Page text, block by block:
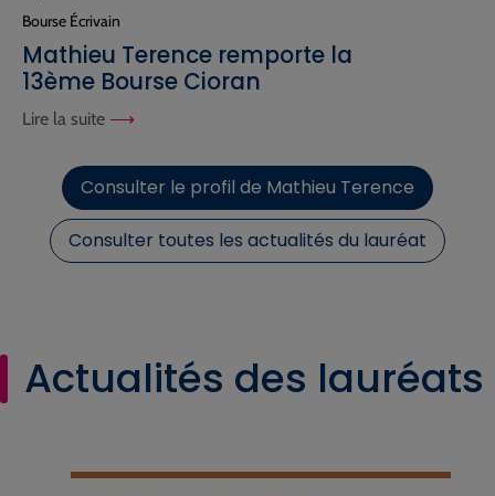
Bourse Écrivain
Mathieu Terence remporte la
13ème Bourse Cioran
Lire la suite
Consulter le profil de Mathieu Terence
Consulter toutes les actualités du lauréat
Actualités des lauréats